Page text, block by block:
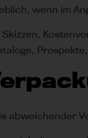
wenn im
Skizzen,
abweichender